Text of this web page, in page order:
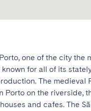
one of the city the
known for all of its
The medieval
Porto on the riverside,
and cafes. The